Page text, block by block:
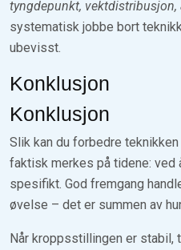
tyngdepunkt, vektdistribusjon,
systematisk jobbe bort
ubevisst.
Konklusjon
Konklusjon
Slik kan du forbedre
faktisk merkes på tidene: ved
spesifikt. God fremgang
øvelse – det er summen av
Når kroppsstillingen er